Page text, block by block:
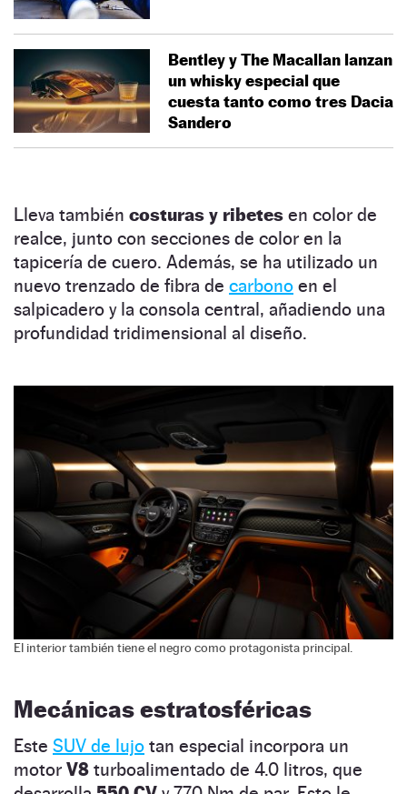
Bentley y The Macallan lanzan
un whisky especial que
cuesta tanto como tres Dacia
Sandero
Lleva también costuras y ribetes en color de
realce, junto con secciones de color en la
tapicería de cuero. Además, se ha utilizado un
nuevo trenzado de fibra de carbono en el
salpicadero y la consola central, añadiendo una
profundidad tridimensional al diseño.
El interior también tiene el negro como protagonista principal.
Mecánicas estratosféricas
Este SUV de lujo tan especial incorpora un
motor V8 turboalimentado de 4.0 litros, que